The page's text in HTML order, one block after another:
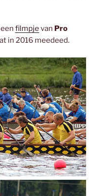
filmpje van Pro
in 2016 meedeed.